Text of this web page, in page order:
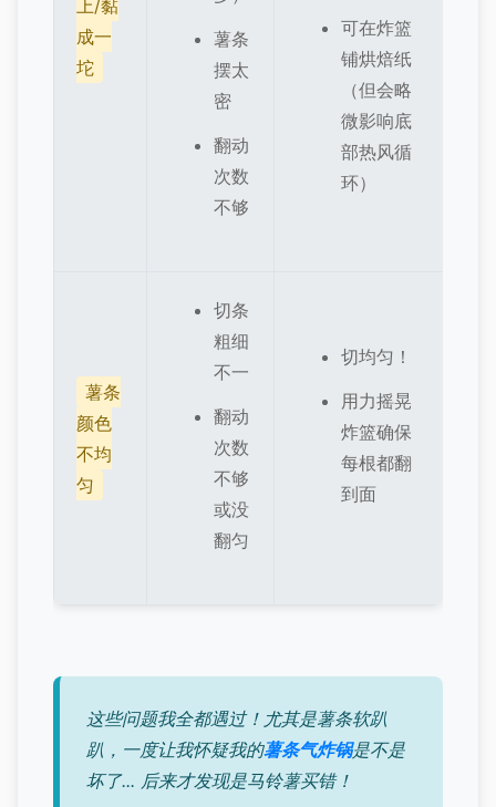
上/黏
成一
坨
薯条
摆太
密
翻动
次数
不够
可在炸篮
铺烘焙纸
（但会略
微影响底
部热风循
环）
薯条
颜色
不均
匀
切条
粗细
不一
翻动
次数
不够
或没
翻匀
切均匀！
用力摇晃
炸篮确保
每根都翻
到面
这些问题我全都遇过！尤其是薯条软趴
趴，一度让我怀疑我的薯条气炸锅是不是
坏了... 后来才发现是马铃薯买错！